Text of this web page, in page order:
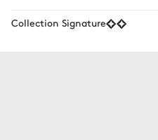
Collection Signature